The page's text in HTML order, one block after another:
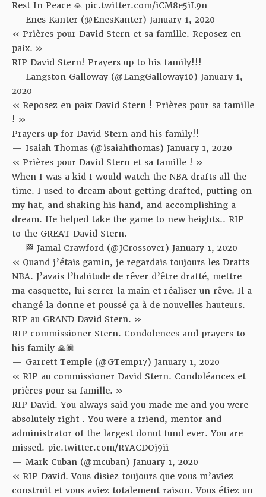
Rest In Peace 🙏 pic.twitter.com/iCM8e5iL9n
— Enes Kanter (@EnesKanter) January 1, 2020
« Prières pour David Stern et sa famille. Reposez en
paix. »
RIP David Stern! Prayers up to his family!!!
— Langston Galloway (@LangGalloway10) January 1,
2020
« Reposez en paix David Stern ! Prières pour sa famille
! »
Prayers up for David Stern and his family!!
— Isaiah Thomas (@isaiahthomas) January 1, 2020
« Prières pour David Stern et sa famille ! »
When I was a kid I would watch the NBA drafts all the
time. I used to dream about getting drafted, putting on
my hat, and shaking his hand, and accomplishing a
dream. He helped take the game to new heights.. RIP
to the GREAT David Stern.
— 🏁 Jamal Crawford (@JCrossover) January 1, 2020
« Quand j’étais gamin, je regardais toujours les Drafts
NBA. J’avais l’habitude de rêver d’être drafté, mettre
ma casquette, lui serrer la main et réaliser un rêve. Il a
changé la donne et poussé ça à de nouvelles hauteurs.
RIP au GRAND David Stern. »
RIP commissioner Stern. Condolences and prayers to
his family 🙏🏾
— Garrett Temple (@GTemp17) January 1, 2020
« RIP au commissioner David Stern. Condoléances et
prières pour sa famille. »
RIP David. You always said you made me and you were
absolutely right . You were a friend, mentor and
administrator of the largest donut fund ever. You are
missed. pic.twitter.com/RYACDOj9ii
— Mark Cuban (@mcuban) January 1, 2020
« RIP David. Vous disiez toujours que vous m’aviez
construit et vous aviez totalement raison. Vous étiez un